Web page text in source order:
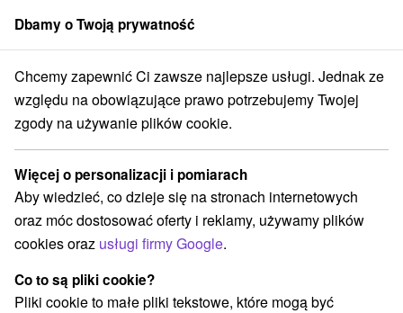
członek grupySorger
Slovensko Prešovský kraj Vysoké Tatry Domek pod Soliskom
Domek pod Soliskom
Wyświetl stronę internetową Przejdź do
+421 917 655 446 chatasolisko@gmail.com
Facebook
Dbamy o Twoją prywatność
Chcemy zapewnić Ci zawsze najlepsze usługi. Jednak ze
względu na obowiązujące prawo potrzebujemy Twojej
zgody na używanie plików cookie.
Więcej o personalizacji i pomiarach
Aby wiedzieć, co dzieje się na stronach internetowych
oraz móc dostosować oferty i reklamy, używamy plików
cookies oraz usługi firmy Google.
Co to są pliki cookie?
Pliki cookie to małe pliki tekstowe, które mogą być